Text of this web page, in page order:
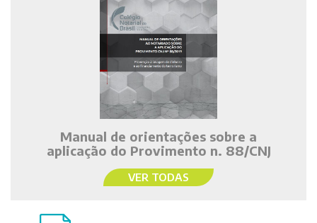
Manual de orientações sobre a
aplicação do Provimento n. 88/CNJ
VER TODAS